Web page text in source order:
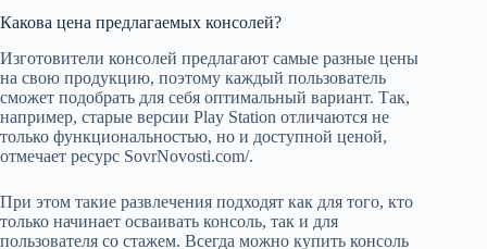
Какова цена предлагаемых консолей?
Изготовители консолей предлагают самые разные цены
на свою продукцию, поэтому каждый пользователь
сможет подобрать для себя оптимальный вариант. Так,
например, старые версии Play Station отличаются не
только функциональностью, но и доступной ценой,
отмечает ресурс SovrNovosti.com/.
При этом такие развлечения подходят как для того, кто
только начинает осваивать консоль, так и для
пользователя со стажем. Всегда можно купить консоль